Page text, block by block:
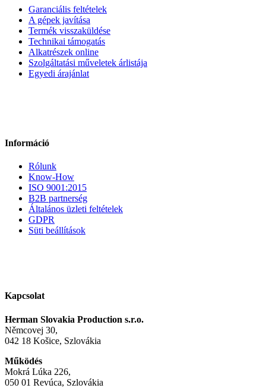
Garanciális feltételek
A gépek javítása
Termék visszaküldése
Technikai támogatás
Alkatrészek online
Szolgáltatási műveletek árlistája
Egyedi árajánlat
Információ
Rólunk
Know-How
ISO 9001:2015
B2B partnerség
Általános üzleti feltételek
GDPR
Süti beállítások
Kapcsolat
Herman Slovakia Production s.r.o.
Němcovej 30,
042 18 Košice, Szlovákia
Működés
Mokrá Lúka 226,
050 01 Revúca, Szlovákia